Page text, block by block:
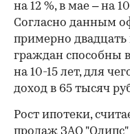
на 12 %, в мае – на
Согласно данным
примерно
граждан способны
на 10-15 лет, для
доход в 65 тысяч
Рост ипотеки,
продаж ЗАО "Олипс"